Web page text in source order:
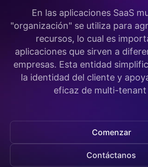
En las aplicaciones SaaS
"organización" se utiliza para
recursos, lo cual es
aplicaciones que sirven a
empresas. Esta entidad
la identidad del cliente y
eficaz de multi-tenant
Comenzar
Contáctanos